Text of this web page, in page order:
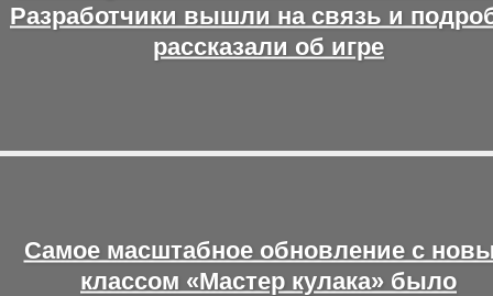
Разработчики вышли на связь и
рассказали об игре
Самое масштабное обновление с
классом «Мастер кулака» было